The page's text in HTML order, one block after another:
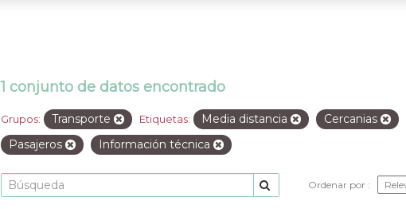
1 conjunto de datos encontrado
Grupos: Transporte Etiquetas: Media distancia Cercanias
Pasajeros
Información técnica
Ordenar por